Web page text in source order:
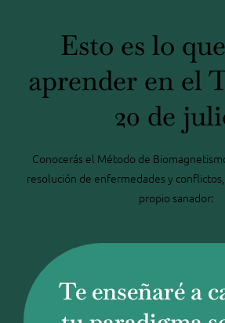
Esto es lo
aprender en el
20 de
Conocerás el Método de
resolución de enfermedades y
propio sanador:
Te enseñaré a